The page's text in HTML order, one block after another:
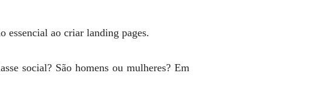
essencial ao criar landing pages.
social? São homens ou mulheres? Em